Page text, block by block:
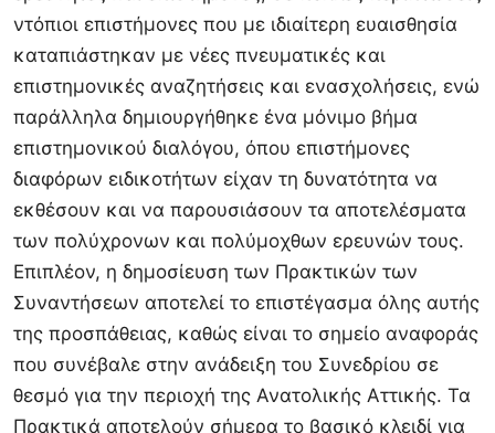
ντόπιοι επιστήμονες που με ιδιαίτερη ευαισθησία
καταπιάστηκαν με νέες πνευματικές και
επιστημονικές αναζητήσεις και ενασχολήσεις, ενώ
παράλληλα δημιουργήθηκε ένα μόνιμο βήμα
επιστημονικού διαλόγου, όπου επιστήμονες
διαφόρων ειδικοτήτων είχαν τη δυνατότητα να
εκθέσουν και να παρουσιάσουν τα αποτελέσματα
των πολύχρονων και πολύμοχθων ερευνών τους.
Επιπλέον, η δημοσίευση των Πρακτικών των
Συναντήσεων αποτελεί το επιστέγασμα όλης αυτής
της προσπάθειας, καθώς είναι το σημείο αναφοράς
που συνέβαλε στην ανάδειξη του Συνεδρίου σε
θεσμό για την περιοχή της Ανατολικής Αττικής. Τα
Πρακτικά αποτελούν σήμερα το βασικό κλειδί για